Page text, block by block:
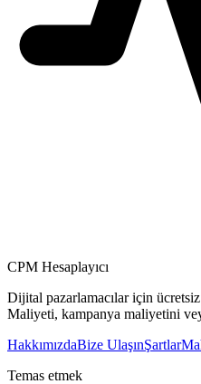
CPM Hesaplayıcı
Dijital pazarlamacılar için
Maliyeti, kampanya maliyetini
HakkımızdaBize UlaşınŞartlar
Temas etmek